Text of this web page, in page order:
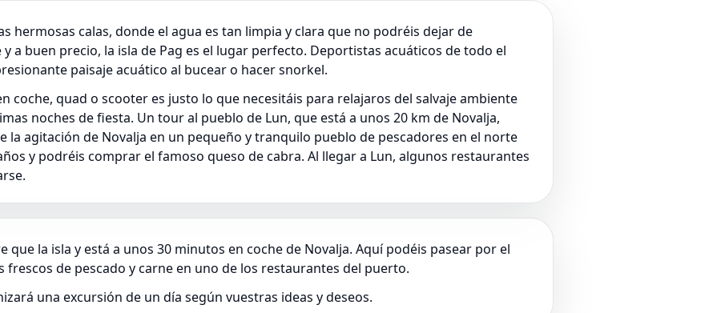
hermosas calas, donde el agua es tan limpia y clara que no podréis dejar de
a buen precio, la isla de Pag es el lugar perfecto. Deportistas acuáticos de todo el
paisaje acuático al bucear o hacer snorkel.
coche, quad o scooter es justo lo que necesitáis para relajaros del salvaje ambiente
noches de fiesta. Un tour al pueblo de Lun, que está a unos 20 km de Novalja,
la agitación de Novalja en un pequeño y tranquilo pueblo de pescadores en el norte
y podréis comprar el famoso queso de cabra. Al llegar a Lun, algunos restaurantes
la isla y está a unos 30 minutos en coche de Novalja. Aquí podéis pasear por el
de pescado y carne en uno de los restaurantes del puerto.
una excursión de un día según vuestras ideas y deseos.